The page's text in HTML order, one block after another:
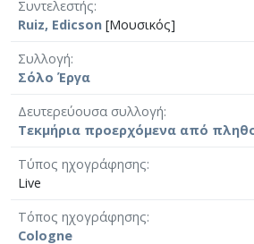
Συντελεστής
Ruiz, Edicson [Μουσικός]
Συλλογή
Σόλο Έργα
Δευτερεύουσα συλλογή
Τεκμήρια προερχόμενα από
Τύπος ηχογράφησης
Live
Τόπος ηχογράφησης
Cologne